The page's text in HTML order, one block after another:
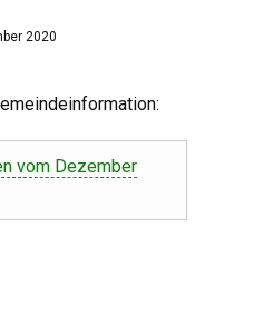
2020
vom Dezember